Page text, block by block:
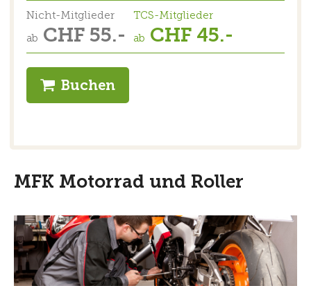
Nicht-Mitglieder
ab CHF 55.-
TCS-Mitglieder
ab CHF 45.-
Buchen
MFK Motorrad und Roller